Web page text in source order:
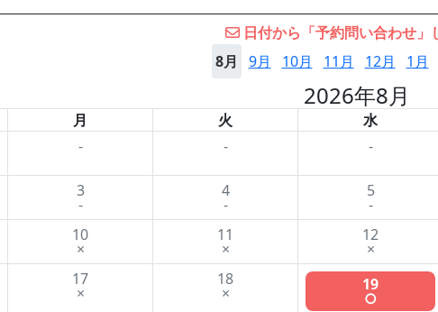
日付から「予約問い合わせ」
8月
9月 10月 11月 12月 1月
2026年8月
月 火 水
- - -
3
-
4
-
5
-
10
×
11
×
12
×
17
×
18
× 19
○